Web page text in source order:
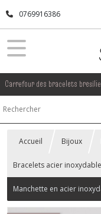
0769916386
Carrefour des bracelets
Accueil Bijoux
Bracelets acier inoxydable
Manchette en acier